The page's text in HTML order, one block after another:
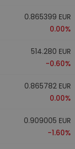
0.865399 EUR
0.00%
514.280 EUR
-0.60%
0.865782 EUR
0.00%
0.909005 EUR
-1.60%